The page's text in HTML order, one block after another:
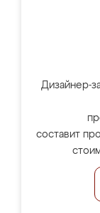
Дизайнер-
составит